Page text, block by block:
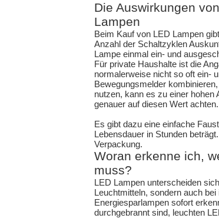
Die Auswirkungen
Lampen
Beim Kauf von LED Lampen
Anzahl der Schaltzyklen
Lampe einmal ein- und
Für private Haushalte ist die
normalerweise nicht so oft ein-
Bewegungsmelder
nutzen, kann es zu einer
genauer auf diesen Wert achten.
Es gibt dazu eine einfache
Lebensdauer in Stunden
Verpackung.
Woran erkenne ich,
muss?
LED Lampen unterscheiden
Leuchtmitteln, sondern auch
Energiesparlampen sofort
durchgebrannt sind, leuchten